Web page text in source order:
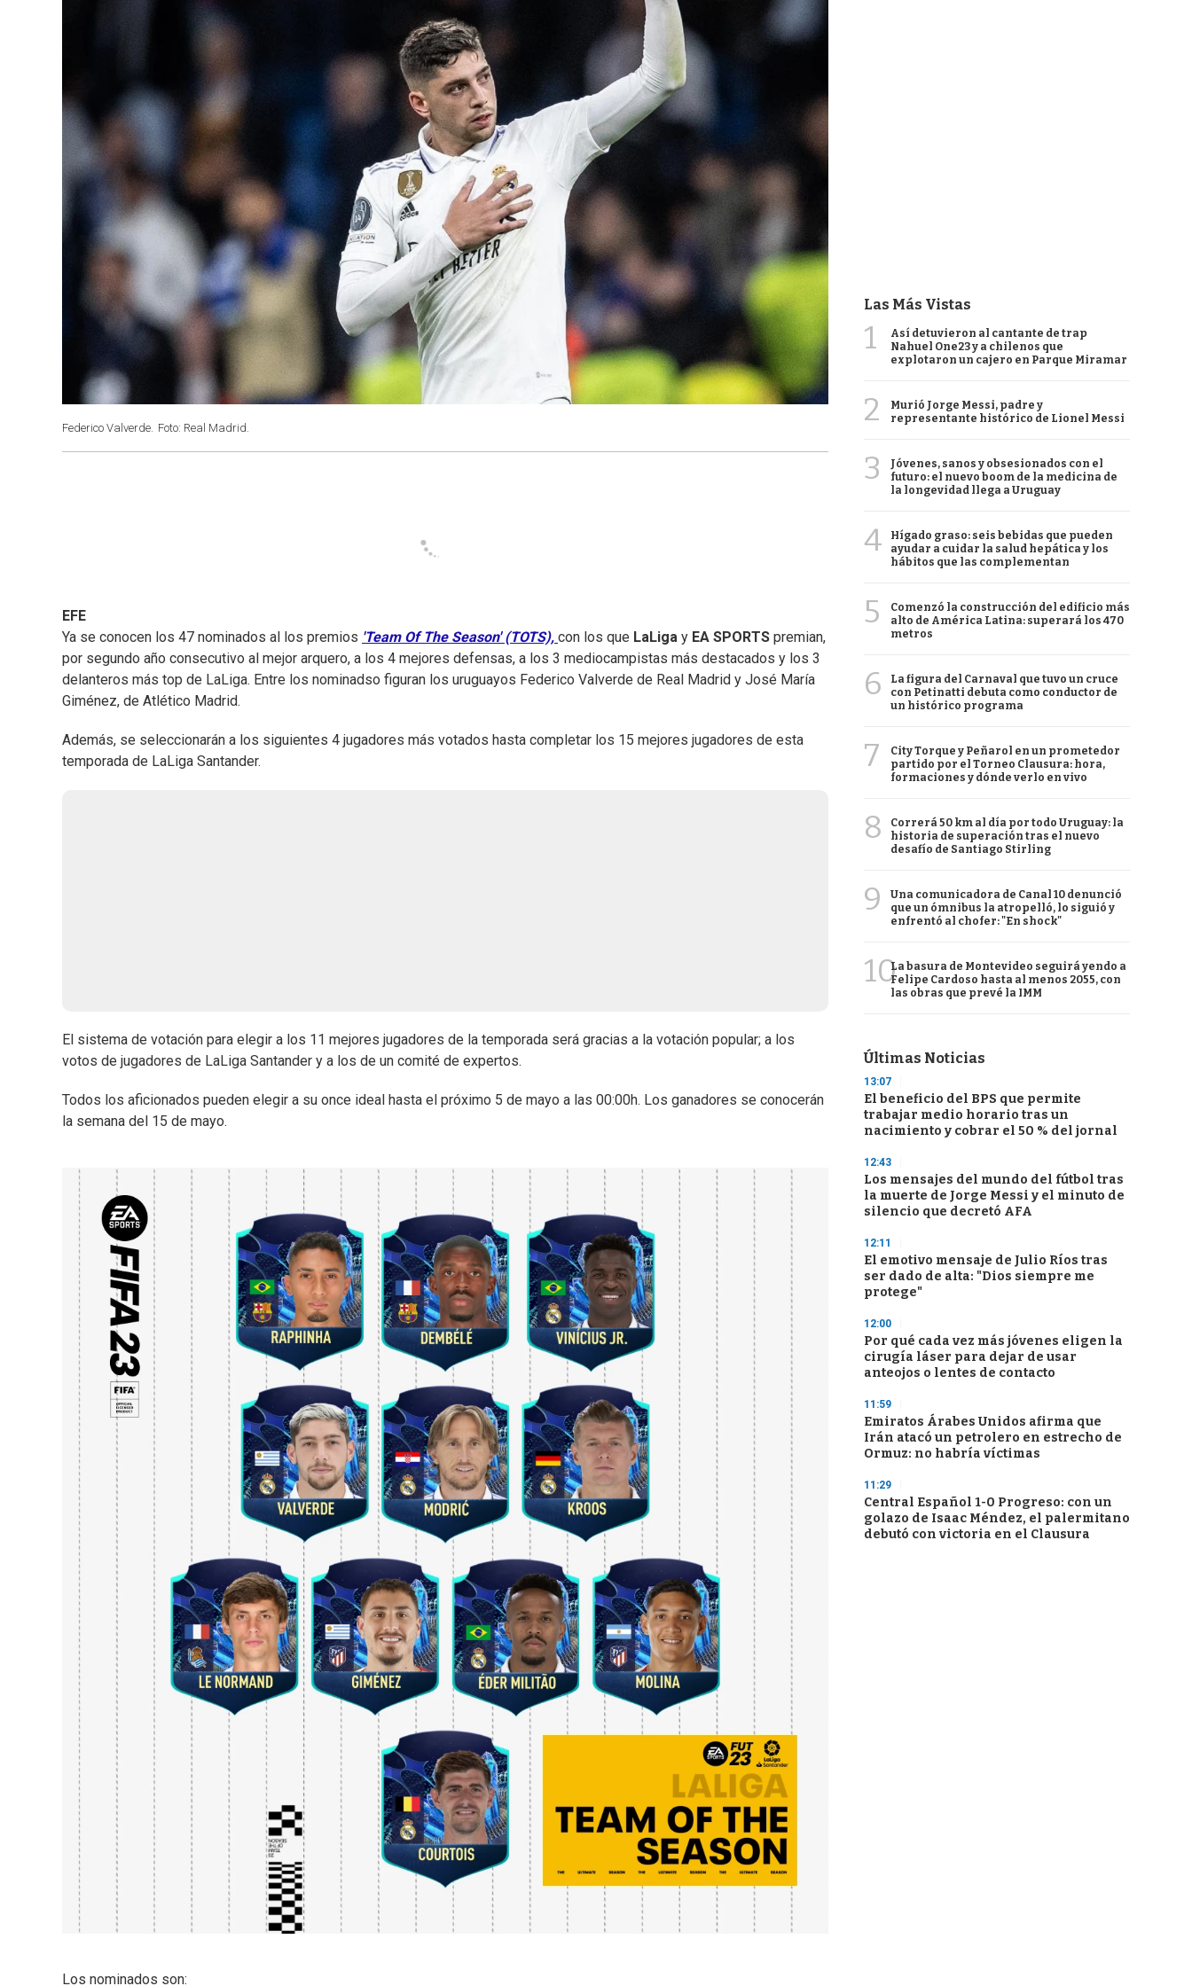
Federico Valverde. Foto: Real Madrid.
EFE
Ya se conocen los 47 nominados al los premios 'Team Of The Season' (TOTS), con los que LaLiga y EA SPORTS premian,
por segundo año consecutivo al mejor arquero, a los 4 mejores defensas, a los 3 mediocampistas más destacados y los 3
delanteros más top de LaLiga. Entre los nominadso figuran los uruguayos Federico Valverde de Real Madrid y José María
Giménez, de Atlético Madrid.
Además, se seleccionarán a los siguientes 4 jugadores más votados hasta completar los 15 mejores jugadores de esta
temporada de LaLiga Santander.
El sistema de votación para elegir a los 11 mejores jugadores de la temporada será gracias a la votación popular; a los
votos de jugadores de LaLiga Santander y a los de un comité de expertos.
Todos los aficionados pueden elegir a su once ideal hasta el próximo 5 de mayo a las 00:00h. Los ganadores se conocerán
la semana del 15 de mayo.
Los nominados son:
Las Más Vistas
1
Así detuvieron al cantante de trap
Nahuel One23 y a chilenos que
explotaron un cajero en Parque Miramar
2
Murió Jorge Messi, padre y
representante histórico de Lionel Messi
3
Jóvenes, sanos y obsesionados con el
futuro: el nuevo boom de la medicina de
la longevidad llega a Uruguay
4
Hígado graso: seis bebidas que pueden
ayudar a cuidar la salud hepática y los
hábitos que las complementan
5
Comenzó la construcción del edificio más
alto de América Latina: superará los 470
metros
6
La figura del Carnaval que tuvo un cruce
con Petinatti debuta como conductor de
un histórico programa
7
City Torque y Peñarol en un prometedor
partido por el Torneo Clausura: hora,
formaciones y dónde verlo en vivo
8
Correrá 50 km al día por todo Uruguay: la
historia de superación tras el nuevo
desafío de Santiago Stirling
9
Una comunicadora de Canal 10 denunció
que un ómnibus la atropelló, lo siguió y
enfrentó al chofer: "En shock"
10La basura de Montevideo seguirá yendo a
Felipe Cardoso hasta al menos 2055, con
las obras que prevé la IMM
Últimas Noticias
13:07
El beneficio del BPS que permite
trabajar medio horario tras un
nacimiento y cobrar el 50 % del jornal
12:43
Los mensajes del mundo del fútbol tras
la muerte de Jorge Messi y el minuto de
silencio que decretó AFA
12:11
El emotivo mensaje de Julio Ríos tras
ser dado de alta: "Dios siempre me
protege"
12:00
Por qué cada vez más jóvenes eligen la
cirugía láser para dejar de usar
anteojos o lentes de contacto
11:59
Emiratos Árabes Unidos afirma que
Irán atacó un petrolero en estrecho de
Ormuz: no habría víctimas
11:29
Central Español 1-0 Progreso: con un
golazo de Isaac Méndez, el palermitano
debutó con victoria en el Clausura